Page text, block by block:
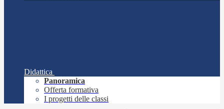
Didattica
Panoramica
Offerta formativa
I progetti delle classi